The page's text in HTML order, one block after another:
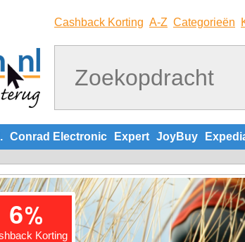
Cashback Korting A-Z Categorieën
Conrad Electronic Expert JoyBuy
6%
Korting